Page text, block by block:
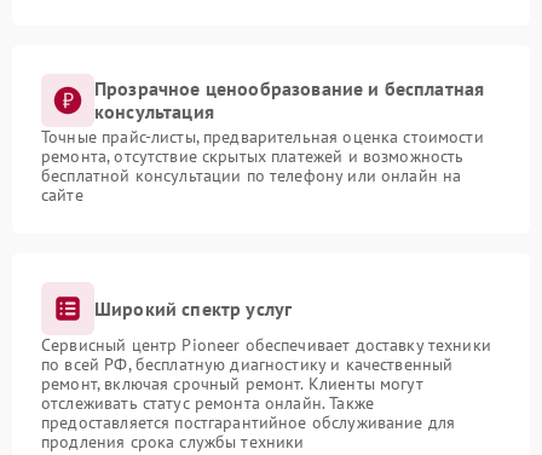
Прозрачное ценообразование и бесплатная
консультация
Точные прайс-листы, предварительная оценка стоимости
ремонта, отсутствие скрытых платежей и возможность
бесплатной консультации по телефону или онлайн на
сайте
Широкий спектр услуг
Сервисный центр Pioneer обеспечивает доставку техники
по всей РФ, бесплатную диагностику и качественный
ремонт, включая срочный ремонт. Клиенты могут
отслеживать статус ремонта онлайн. Также
предоставляется постгарантийное обслуживание для
продления срока службы техники